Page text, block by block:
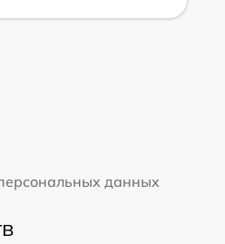
данных